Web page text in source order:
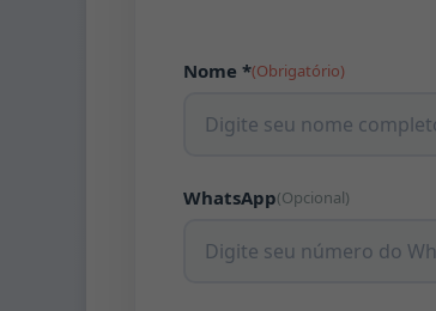
Nome *(Obrigatório)
WhatsApp(Opcional)